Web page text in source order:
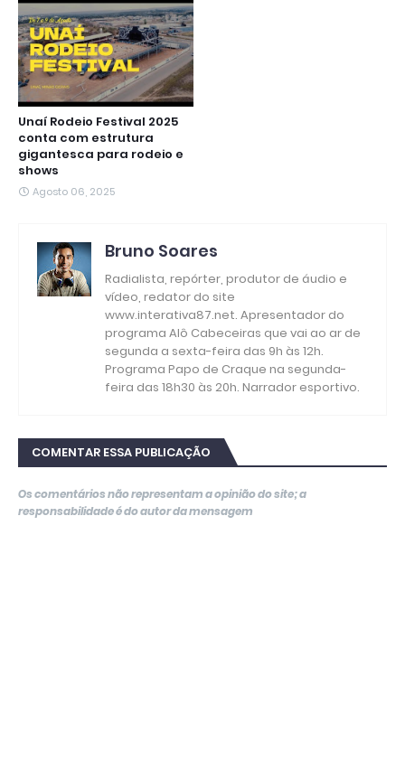
Unaí Rodeio Festival 2025
conta com estrutura
gigantesca para rodeio e
shows
Agosto 06, 2025
Bruno Soares
Radialista, repórter, produtor de áudio e
vídeo, redator do site
www.interativa87.net. Apresentador do
programa Alô Cabeceiras que vai ao ar de
segunda a sexta-feira das 9h às 12h.
Programa Papo de Craque na segunda-
feira das 18h30 às 20h. Narrador esportivo.
COMENTAR ESSA PUBLICAÇÃO
Os comentários não representam a opinião do site; a
responsabilidade é do autor da mensagem